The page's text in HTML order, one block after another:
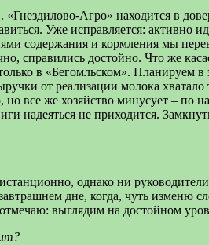
Агро» находится в
Уже исправляется: активно
содержания и кормления мы
достойно. Что же
в «Бегомльском».
от реализации молока
но все же хозяйство минусует –
надеяться не приходится.
однако ни
дне, когда, чуть изменю
выглядим на достойном